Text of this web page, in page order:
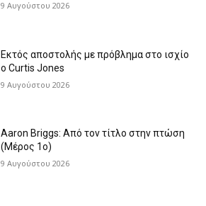
9 Αυγούστου 2026
Εκτός αποστολής με πρόβλημα στο ισχίο
ο Curtis Jones
9 Αυγούστου 2026
Aaron Briggs: Από τον τίτλο στην πτώση
(Μέρος 1ο)
9 Αυγούστου 2026